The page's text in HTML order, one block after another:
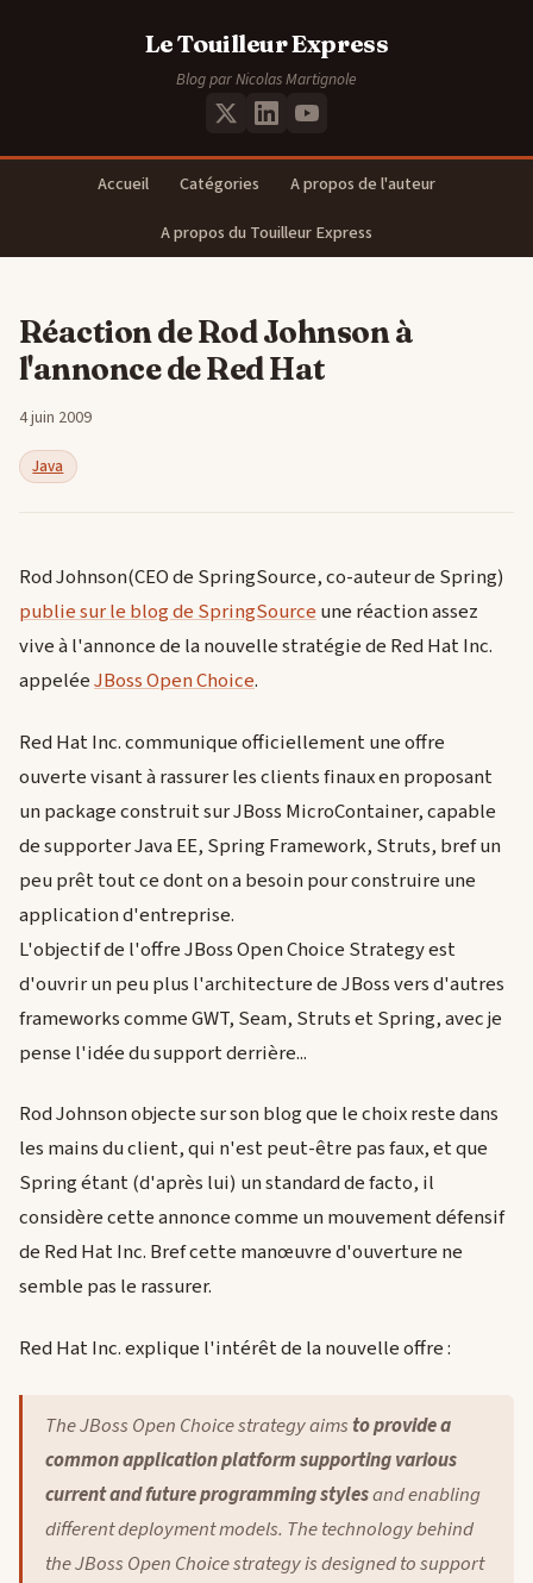
Le Touilleur Express
Blog par Nicolas Martignole
Accueil Catégories
A propos de l'auteur
A propos du Touilleur Express
Réaction de Rod Johnson à
l'annonce de Red Hat
4 juin 2009
Java
Rod Johnson(CEO de SpringSource, co-auteur de Spring)
publie sur le blog de SpringSourceune réaction assez
vive à l'annonce de la nouvelle stratégie de Red Hat Inc.
appeléeJBoss Open Choice.
Red Hat Inc. communique officiellement une offre
ouverte visant à rassurer les clients finaux en proposant
un package construit sur JBoss MicroContainer, capable
de supporter Java EE, Spring Framework, Struts, bref un
peu prêt tout ce dont on a besoin pour construire une
application d'entreprise.
L'objectif de l'offre JBoss Open Choice Strategy est
d'ouvrir un peu plus l'architecture de JBoss vers d'autres
frameworks comme GWT, Seam, Struts et Spring, avec je
pense l'idée du support derrière...
Rod Johnson objecte sur son blog que le choix reste dans
les mains du client, qui n'est peut-être pas faux, et que
Spring étant (d'après lui) un standard de facto, il
considère cette annonce comme un mouvement défensif
de Red Hat Inc. Bref cette manœuvre d'ouverture ne
semble pas le rassurer.
Red Hat Inc. explique l'intérêt de la nouvelle offre :
The JBoss Open Choice strategy aims to provide a
common application platform supporting various
current and future programming stylesand enabling
different deployment models. The technology behind
the JBoss Open Choice strategy is designed to support